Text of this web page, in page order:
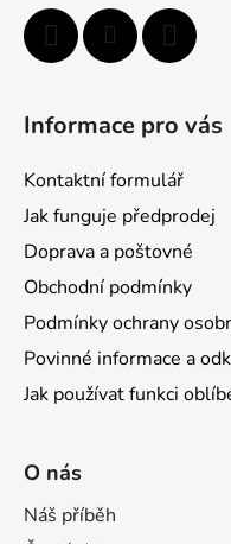
Informace pro vás
Kontaktní formulář
Jak funguje předprodej
Doprava a poštovné
Obchodní podmínky
Podmínky ochrany
Povinné informace a
Jak používat funkci
O nás
Náš příběh